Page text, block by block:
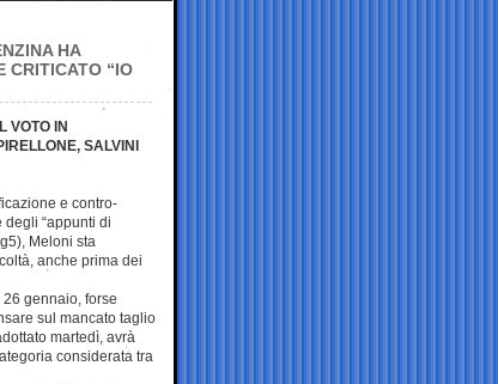
HA
CRITICATO “IO
VOTO IN
SALVINI
e contro-
“appunti di
Meloni sta
anche prima dei
gennaio, forse
sul mancato taglio
martedì, avrà
considerata tra